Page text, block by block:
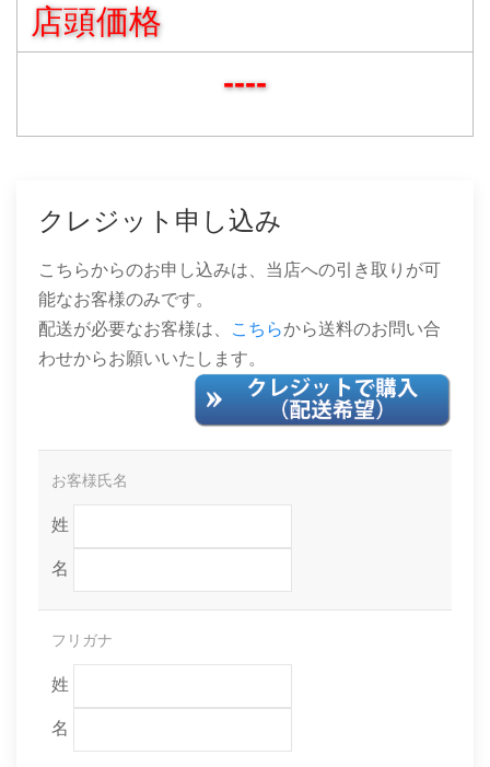
店頭価格
----
クレジット申し込み
こちらからのお申し込みは、当店への引き取りが可
能なお客様のみです。
配送が必要なお客様は、
こちらから送料のお問い合
わせからお願いいたします。
お客様氏名
姓
名
フリガナ
姓
名